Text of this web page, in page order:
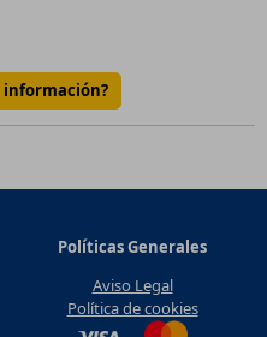
información?
Políticas Generales
Aviso Legal
Política de cookies